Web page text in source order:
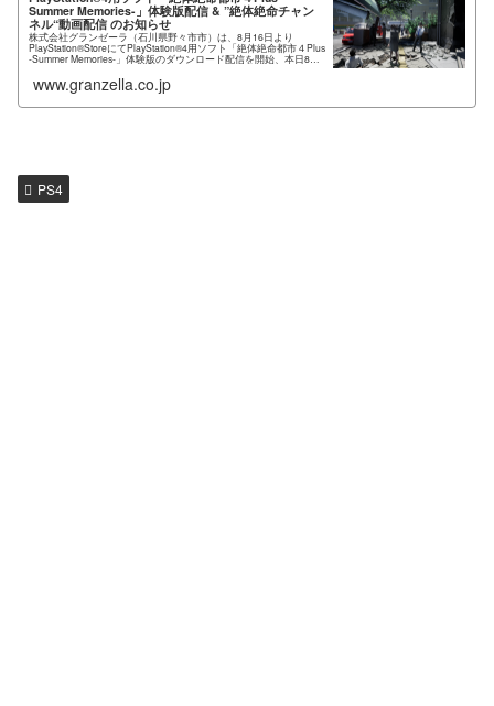
Summer Memories-」体験版配信 & ”絶体絶命チャン
ネル“動画配信 のお知らせ
株式会社グランゼーラ（石川県野々市市）は、8月16日より
PlayStation®StoreにてPlayStation®4用ソフト「絶体絶命都市４Plus
-Summer Memories-」体験版のダウンロード配信を開始、本日8月
www.granzella.co.jp
PS4